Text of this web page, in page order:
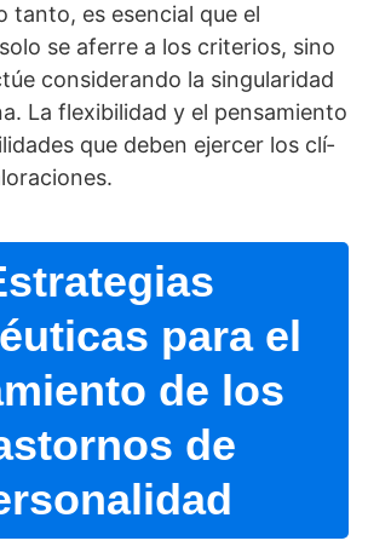
tanto, es esencial que el
se aferre a los criterios, sino
considerando la singularidad
La flexibilidad y el pensamiento
que deben ejercer los clí­
para el
de los
de